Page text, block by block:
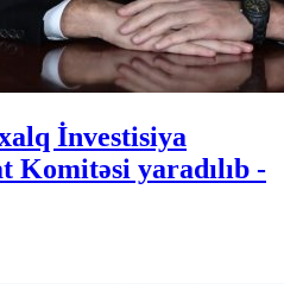
İnvestisiya
Komitəsi yaradılıb -